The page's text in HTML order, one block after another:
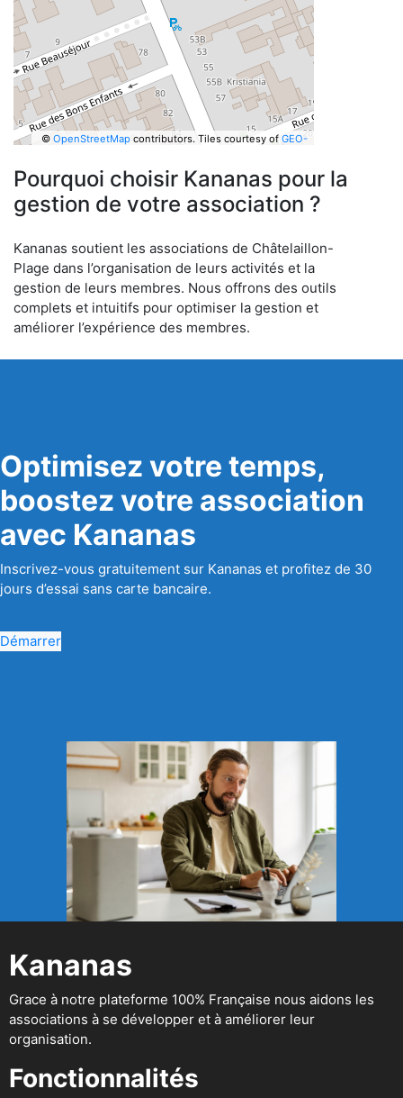
© OpenStreetMapcontributors. Tiles courtesy of GEO-
Pourquoi choisir Kananas pour la
gestion de votre association ?
Kananas soutient les associations de Châtelaillon-
Plage dans l’organisation de leurs activités et la
gestion de leurs membres. Nous offrons des outils
complets et intuitifs pour optimiser la gestion et
améliorer l’expérience des membres.
Optimisez votre temps,
boostez votre association
avec Kananas
Inscrivez-vous gratuitement sur Kananas et profitez de 30
jours d’essai sans carte bancaire.
Démarrer
Kananas
Grace à notre plateforme 100% Française nous aidons les
associations à se développer et à améliorer leur
organisation.
Fonctionnalités